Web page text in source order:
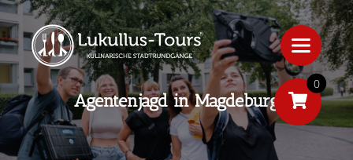
Agentenjagd in Magdeburg
0